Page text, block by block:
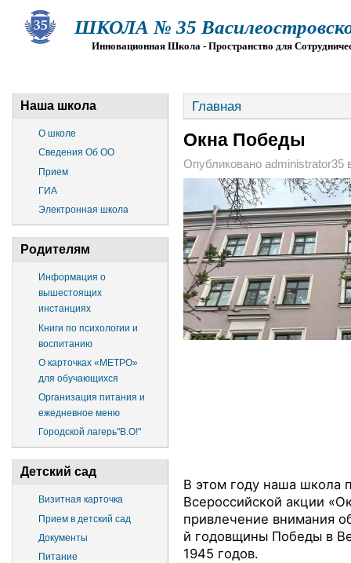
ШКОЛА № 35
Инновационная Школа - Пространство для
Наша школа
О школе
Сведения Об ОО
Прием
ГИА
Электронная школа
Родителям
Информация о
вышестоящих
инстанциях
Книги по психологии и
воспитанию
О карточках «МЕТРО»
для обучающихся
Организация питания и
ежедневное меню
Городской лагерь"В.О!"
Детский сад
Визитная карточка
Прием в детский сад
Документы
Питание
Главная
Окна Победы
Опубликовано administrator35
В этом году наша школа
Всероссийской акции
привлечение внимания
й годовщины Победы в
1945 годов.